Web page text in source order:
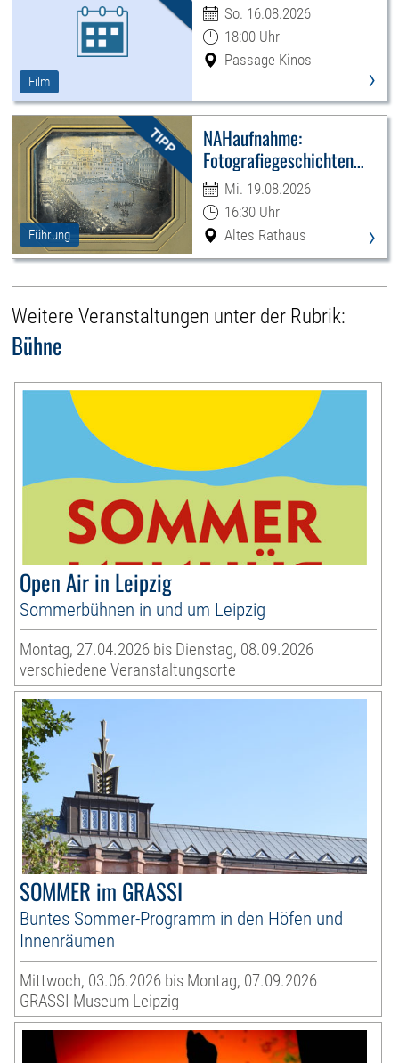
Film
So. 16.08.2026
18:00 Uhr
Passage Kinos
›
Führung
NAHaufnahme:
Fotografiegeschichten
Leipzigs
Mi. 19.08.2026
16:30 Uhr
Altes Rathaus
›
Weitere Veranstaltungen unter der Rubrik:
Bühne
Open Air in Leipzig
Sommerbühnen in und um Leipzig
Montag, 27.04.2026 bis Dienstag, 08.09.2026
verschiedene Veranstaltungsorte
SOMMER im GRASSI
Buntes Sommer-Programm in den Höfen und
Innenräumen
Mittwoch, 03.06.2026 bis Montag, 07.09.2026
GRASSI Museum Leipzig